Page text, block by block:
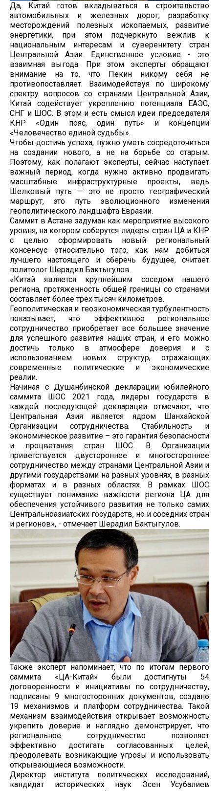
Да, Китай готов вкладываться в строительство
автомобильных и железных дорог, разработку
месторождений полезных ископаемых, развитие
энергетики, при этом подчёркнуто вежлив к
национальным интересам и суверенитету стран
Центральной Азии. Единственное условие - это
взаимная выгода. При этом эксперты обращают
внимание на то, что Пекин никому себя не
противопоставляет. Взаимодействуя по широкому
спектру вопросов со странами Центральной Азии,
Китай содействует укреплению потенциала ЕАЭС,
СНГ и ШОС. В этом и есть смысл идеи председателя
КНР «Один пояс, один путь» и концепции
«Человечество единой судьбы».
Чтобы достичь успеха, нужно уметь сосредоточиться
на создании нового, а не на борьбе со старым.
Поэтому, как полагают эксперты, сейчас наступает
важный период, когда нужно активно продвигать
масштабные инфраструктурные проекты, ведь
Шелковый путь — это не просто географический
маршрут, это путь эволюционного изменения
геополитического ландшафта Евразии.
Саммит в Астане задуман как мероприятие высокого
уровня, на котором соберутся лидеры стран ЦА и КНР
с целью сформировать новый региональный
консенсус относительно того, как нам добиться
лучшего настоящего и сберечь будущее, считает
политолог Шерадил Бактыгулов.
«Китай является крупнейшим соседом нашего
региона, протяженность общей границы со странами
составляет более трех тысяч километров.
Геополитическая и геоэкономическая турбулентность
показывает, что эффективное региональное
сотрудничество приобретает все большее значение
для успешного развития наших стран, и его можно
достичь только в атмосфере доверия и с
использованием новых структур, отражающих
современные политические и экономические
реалии.
Начиная с Душанбинской декларации юбилейного
саммита ШОС 2021 года, лидеры государств в
каждой последующей декларации отмечают, что
Центральная Азия является ядром Шанхайской
Организации сотрудничества. Стабильность и
экономическое развитие – это гарантия безопасности
и процветания стран ШОС. В Организации
приветствуется двустороннее и многостороннее
сотрудничество между странами Центральной Азии и
другими государствами на разных уровнях, в разных
форматах и в разных областях. В рамках ШОС
существует понимание важности региона ЦА для
обеспечения устойчивого развития не только самих
Центральноазиатских государств, но и соседних стран
и регионов», - отмечает Шерадил Бактыгулов.
Также эксперт напоминает, что по итогам первого
саммита «ЦА-Китай» были достигнуты 54
договоренности и инициативы по сотрудничеству,
подписаны 9 многосторонних документов, создано
19 механизмов и платформ сотрудничества. Такой
механизм взаимодействия открывает возможность
укрепить доверие и наглядно демонстрирует, что
региональное сотрудничество позволяет
эффективно достигать согласованных целей,
преодолевать возникающие угрозы и использовать
открывающиеся возможности.
Директор института политических исследований,
кандидат исторических наук Эсен Усубалиев